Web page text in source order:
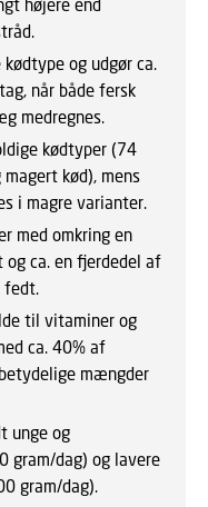
højere end
og udgør ca.
når både fersk
medregnes.
kødtyper (74
kød), mens
i magre varianter.
med omkring en
ca. en fjerdedel af
fedt.
til vitaminer og
ca. 40% af
mængder
unge og
gram/dag) og lavere
gram/dag).